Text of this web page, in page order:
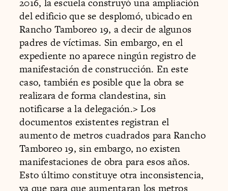
2016, la escuela construyó una ampliación
del edificio que se desplomó, ubicado en
Rancho Tamboreo 19, a decir de algunos
padres de víctimas. Sin embargo, en el
expediente no aparece ningún registro de
manifestación de construcción. En este
caso, también es posible que la obra se
realizara de forma clandestina, sin
notificarse a la delegación.> Los
documentos existentes registran el
aumento de metros cuadrados para Rancho
Tamboreo 19, sin embargo, no existen
manifestaciones de obra para esos años.
Esto último constituye otra inconsistencia,
ya que para que aumentaran los metros